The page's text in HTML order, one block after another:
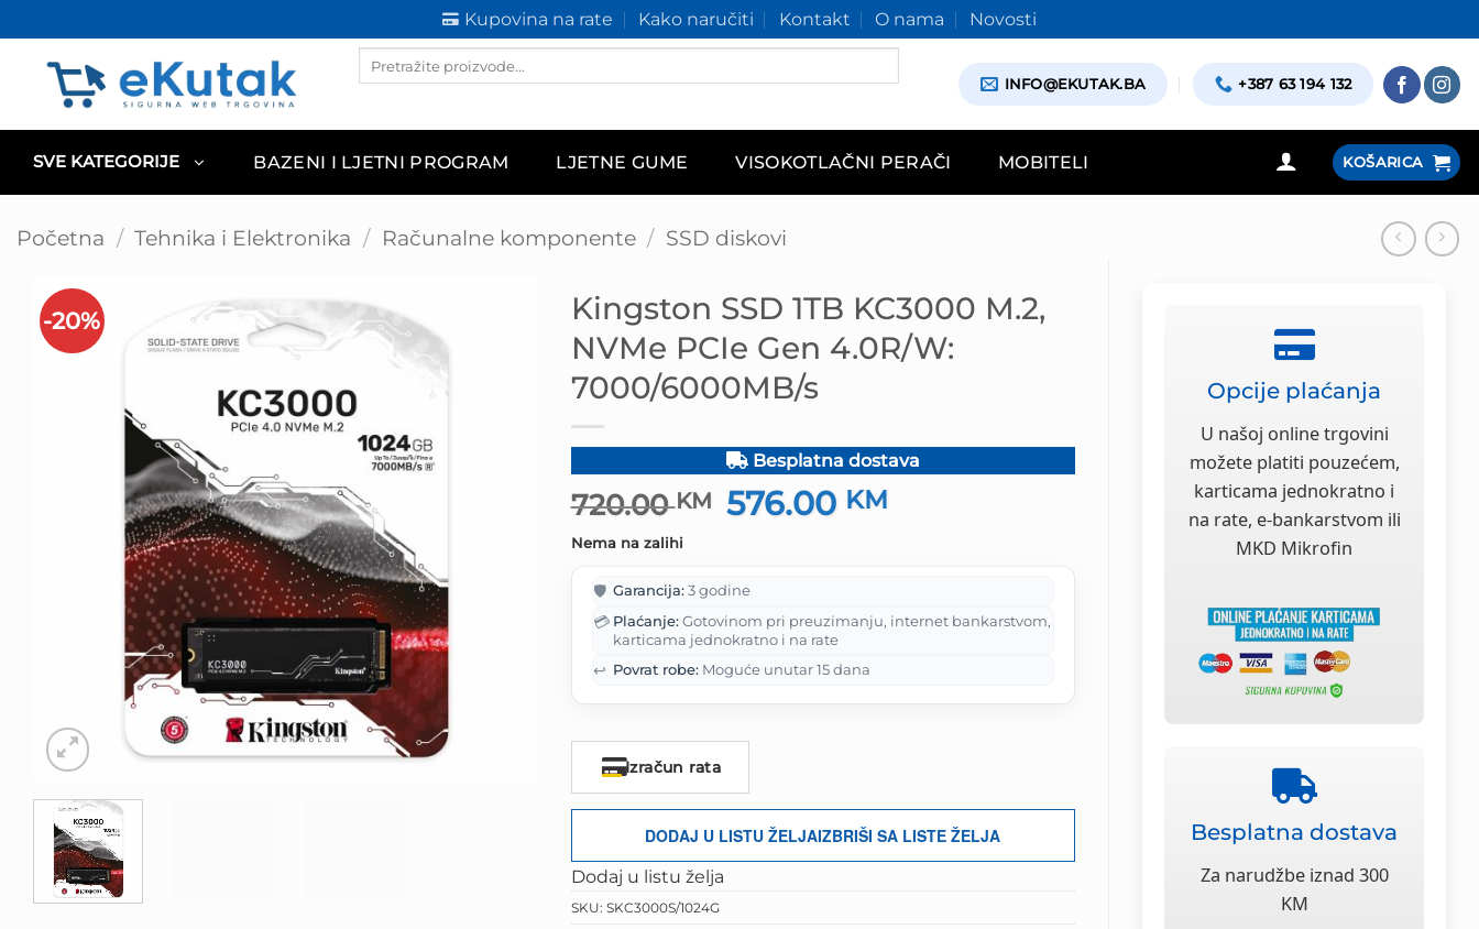
to
content
Kupovina na rate Kako naručiti Kontakt O nama Novosti
Products
INFO@EKUTAK.BA +387 63 194 132
SVE KATEGORIJE BAZENI I LJETNI PROGRAM LJETNE GUME VISOKOTLAČNI PERAČI MOBITELI KOŠARICA
Početna / Tehnika i Elektronika / Računalne komponente / SSD diskovi
Opcije plaćanja
U našoj online trgovini
možete platiti pouzećem,
karticama jednokratno i
na rate, e-bankarstvom ili
MKD Mikrofin
Besplatna dostava
Za narudžbe iznad 300
KM
-20%
Kingston SSD 1TB KC3000 M.2,
NVMe PCIe Gen 4.0R/W:
7000/6000MB/s
Besplatna dostava
720.00KM
Izvorna
cijena
je:
720.00 KM.
576.00 KM
Nema na zalihi
🛡️ Garancija:3 godine
💳 Plaćanje:Gotovinom pri preuzimanju, internet bankarstvom,
karticama jednokratno i na rate
↩️ Povrat robe:Moguće unutar 15 dana
Izračun rata
DODAJ U LISTU ŽELJAIZBRIŠI SA LISTE ŽELJA
Dodaj u listu želja
SKU: SKC3000S/1024G